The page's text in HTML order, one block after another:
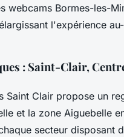
webcams Bormes-les-
l'expérience
: Saint-Clair,
Saint Clair propose un
et la zone Aiguebelle
secteur disposant